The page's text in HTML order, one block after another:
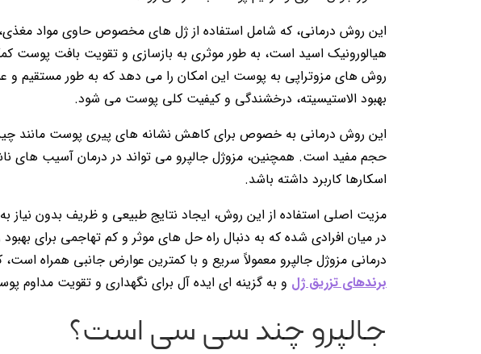
این روش درمانی، که شامل استفاده از ژل های مخصوص حاوی مواد مغذی،
هیالورونیک اسید است، به طور موثری به بازسازی و تقویت بافت پوست
روش های مزوتراپی به پوست این امکان را می دهد که به طور مستقیم و
بهبود الاستیسیته، درخشندگی و کیفیت کلی پوست می شود.
این روش درمانی به خصوص برای کاهش نشانه های پیری پوست مانند
حجم مفید است. همچنین، مزوژل جالپرو می تواند در درمان آسیب های
اسکارها کاربرد داشته باشد.
مزیت اصلی استفاده از این روش، ایجاد نتایج طبیعی و ظریف بدون
در میان افرادی شده که به دنبال راه حل های موثر و کم تهاجمی برای
درمانی مزوژل جالپرو معمولاً سریع و با کمترین عوارض جانبی همراه است،
برندهای تزریق ژل و به گزینه ای ایده آل برای نگهداری و تقویت مداوم
جالپرو چند سی سی است؟